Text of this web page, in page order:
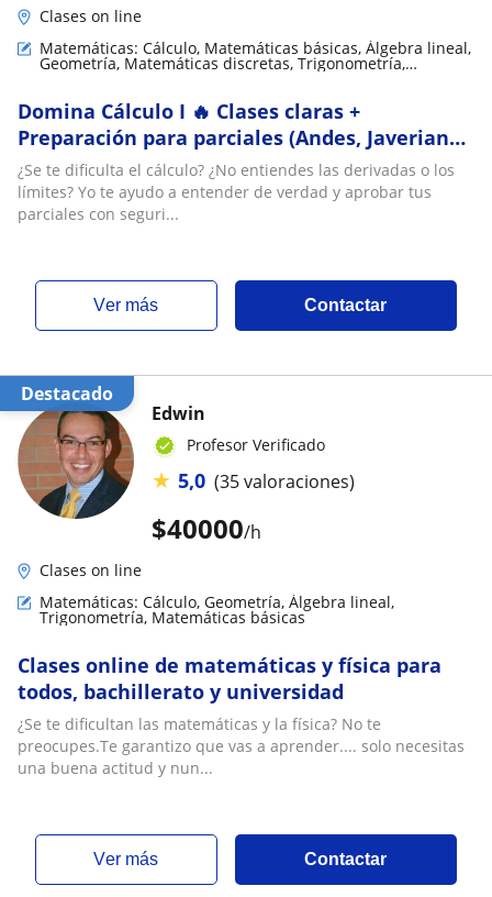
Clases on line
Matemáticas: Cálculo, Matemáticas básicas, Álgebra lineal,
Geometría, Matemáticas discretas, Trigonometría,
Domina Cálculo I 🔥 Clases claras +
Preparación para parciales (Andes, Javeriana,
Nacional)
¿Se te dificulta el cálculo? ¿No entiendes las derivadas o los
límites? Yo te ayudo a entender de verdad y aprobar tus
parciales con seguri...
ver más Contactar
Destacado
$40000/h
Edwin
Profesor Verificado
★ 5,0 (35 valoraciones)
Clases on line
Matemáticas: Cálculo, Geometría, Álgebra lineal,
Trigonometría, Matemáticas básicas
Clases online de matemáticas y física para
todos, bachillerato y universidad
¿Se te dificultan las matemáticas y la física? No te
preocupes.Te garantizo que vas a aprender.... solo necesitas
una buena actitud y nun...
ver más Contactar